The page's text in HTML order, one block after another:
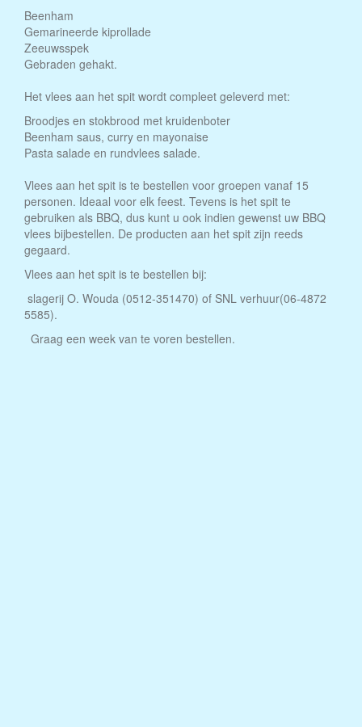
Beenham
Gemarineerde kiprollade
Zeeuwsspek
Gebraden gehakt.
Het vlees aan het spit wordt compleet geleverd met:
Broodjes en stokbrood met kruidenboter
Beenham saus, curry en mayonaise
Pasta salade en rundvlees salade.
Vlees aan het spit is te bestellen voor groepen vanaf 15
personen. Ideaal voor elk feest. Tevens is het spit te
gebruiken als BBQ, dus kunt u ook indien gewenst uw BBQ
vlees bijbestellen. De producten aan het spit zijn reeds
gegaard.
Vlees aan het spit is te bestellen bij:
slagerij O. Wouda (0512-351470) of SNL verhuur(06-4872
5585).
Graag een week van te voren bestellen.